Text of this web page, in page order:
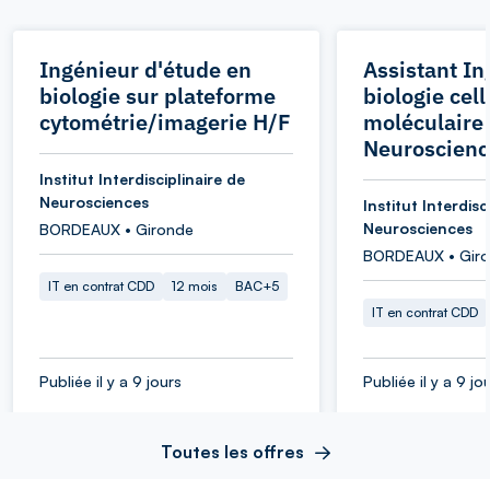
Ingénieur d'étude en
biologie sur plateforme
cytométrie/imagerie H/F
Institut Interdisciplinaire de
Neurosciences
BORDEAUX • Gironde
IT en contrat CDD 12 mois BAC+5
Publiée il y a 9 jours
Assistant
biologie
moléculaire
Institut
Neurosciences
BORDEAUX •
IT en contrat CDD
Publiée il y a 9
Toutes les offres